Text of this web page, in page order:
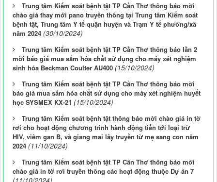
Trung tâm Kiểm soát bệnh tật TP Cần Thơ thông báo mời
chào giá thay mới pano truyền thông tại Trung tâm Kiểm soát
bệnh tật, Trung tâm Y tế quận huyện và Trạm Y tế phường/xã
năm 2024 (30/10/2024)
Trung tâm Kiểm soát bệnh tật TP Cần Thơ thông báo lần 2
mời báo giá mua sắm hóa chất sử dụng cho máy xét nghiệm
sinh hóa Beckman Coulter AU400 (15/10/2024)
Trung tâm Kiểm soát bệnh tật TP Cần Thơ thông báo mời
báo giá mua sắm hóa chất sử dụng cho máy xét nghiệm huyết
học SYSMEX KX-21 (15/10/2024)
Trung tâm Kiểm soát bệnh tật thông báo mời chào giá in tờ
rơi cho hoạt động chương trình hành động tiến tới loại trừ
HIV, viêm gan B, và giang mai lây truyền từ mẹ sang con năm
2024 (11/10/2024)
Trung tâm Kiểm soát bệnh tật TP Cần Thơ thông báo mời
chào giá in tờ rơi truyền thông các hoạt động thuộc Dự án 7
(11/10/2024)